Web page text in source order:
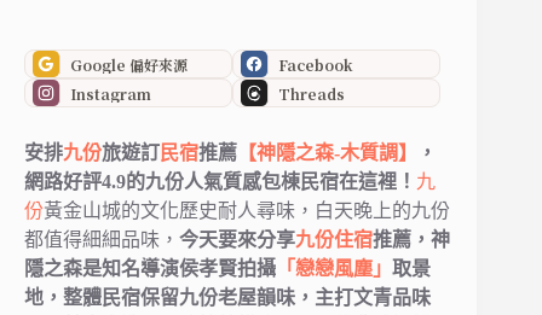
Google 偏好來源
Facebook
Instagram
Threads
安排九份旅遊訂民宿推薦 【神隱之森-木質調】
，
網路好評4.9的九份人氣質感包棟民宿在這裡！ 九
份黃金山城的文化歷史耐人尋味，白天晚上的九份
都值得細細品味， 今天要來分享九份住宿推薦，神
隱之森是知名導演侯孝賢拍攝 「戀戀風塵」 取景
地，整體民宿保留九份老屋韻味，主打文青品味